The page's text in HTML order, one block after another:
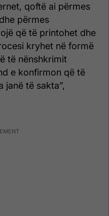
qoftë ai përmes
përmes
që të printohet dhe
kryhet në formë
të nënshkrimit
e konfirmon që të
janë të sakta”,